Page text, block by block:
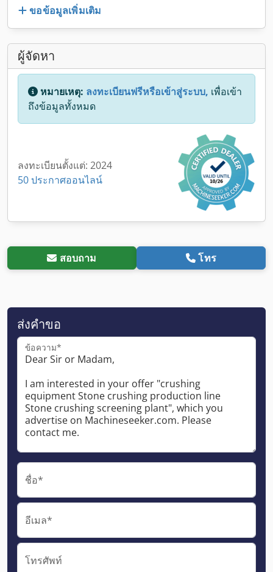
ขอข้อมูลเพิ่มเติม
ผู้จัดหา
หมายเหตุ: ลงทะเบียนฟรีหรือเข้าสู่ระบบ, เพื่อเข้า
ถึงข้อมูลทั้งหมด
ลงทะเบียนตั้งแต่: 2024
50 ประกาศออนไลน์
สอบถาม โทร
ส่งคำขอ
ข้อความ*
ชื่อ*
อีเมล*
โทรศัพท์